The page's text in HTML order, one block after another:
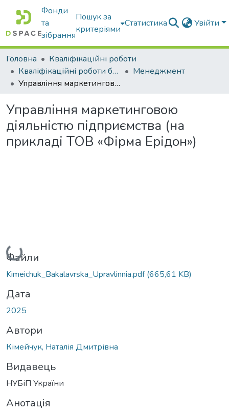
Фонди
та
зібрання
Пошук за
критеріями
Статистика Увійти
Головна
Кваліфікаційні роботи
Кваліфікаційні роботи бакалаврів
Менеджмент
Управління маркетинговою діяльністю підприємства (на прикладі ТОВ «Фірма Ерідон»)
Управління маркетинговою
діяльністю підприємства (на
прикладі ТОВ «Фірма Ерідон»)
Вантажиться...
Файли
Kimeichuk_Bakalavrska_Upravlinnia.pdf(665,61 KB)
Дата
2025
Автори
Кімейчук, Наталія Дмитрівна
Видавець
НУБіП України
Анотація